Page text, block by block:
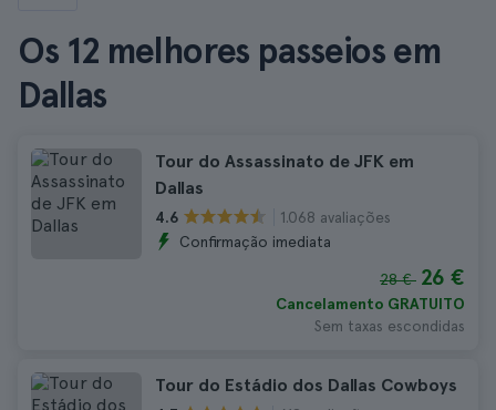
Os 12 melhores passeios em
Dallas
Tour do Assassinato de JFK em
Dallas
4.6
1.068 avaliações
Confirmação imediata
28 € 26 €
Cancelamento GRATUITO
Sem taxas escondidas
Tour do Estádio dos Dallas Cowboys